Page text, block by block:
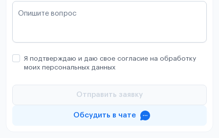
Опишите вопрос
Я подтверждаю и даю свое согласие на обработку
моих персональных данных
Отправить заявку
Обсудить в чате